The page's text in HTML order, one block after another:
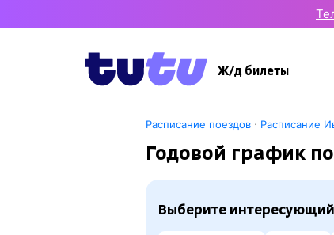
Ж/д билеты
Расписание поездов· Расписание
Годовой график
Выберите